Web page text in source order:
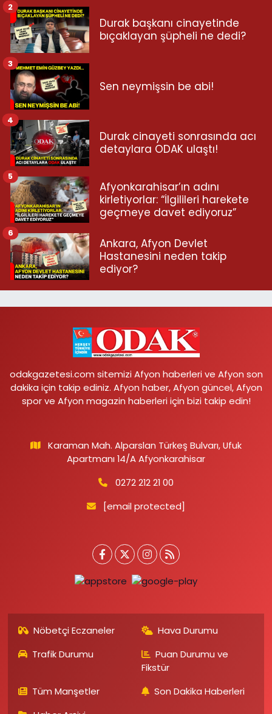
Durak başkanı cinayetinde
bıçaklayan şüpheli ne dedi?
2
Sen neymişsin be abi!
3
Durak cinayeti sonrasında acı
detaylara ODAK ulaştı!
4
Afyonkarahisar’ın adını
kirletiyorlar: “İlgilileri harekete
geçmeye davet ediyoruz”
5
Ankara, Afyon Devlet
Hastanesini neden takip
ediyor?
6
odakgazetesi.com sitemizi Afyon haberleri ve Afyon son
dakika için takip ediniz. Afyon haber, Afyon güncel, Afyon
spor ve Afyon magazin haberleri için bizi takip edin!
Karaman Mah. Alparslan Türkeş Bulvarı, Ufuk
Apartmanı 14/A Afyonkarahisar
0272 212 21 00
[email protected]
Nöbetçi Eczaneler
Hava Durumu
Trafik Durumu
Puan Durumu ve
Fikstür
Tüm Manşetler
Son Dakika Haberleri